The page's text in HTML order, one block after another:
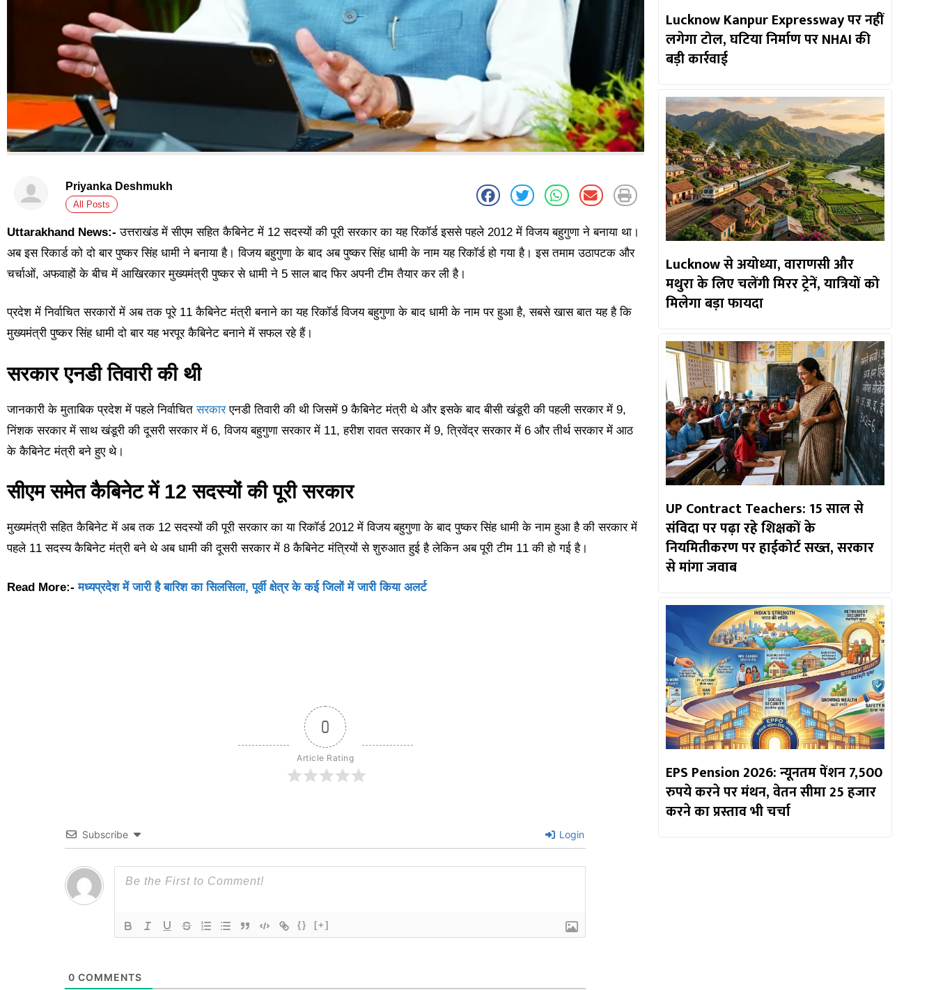
Priyanka Deshmukh
All Posts
Uttarakhand News:- उत्तराखंड में सीएम सहित कैबिनेट में 12 सदस्यों की पूरी सरकार का यह रिकॉर्ड इससे पहले 2012 में विजय बहुगुणा ने बनाया था।
अब इस रिकार्ड को दो बार पुष्कर सिंह धामी ने बनाया है। विजय बहुगुणा के बाद अब पुष्कर सिंह धामी के नाम यह रिकॉर्ड हो गया है। इस तमाम उठापटक और
चर्चाओं, अफवाहों के बीच में आखिरकार मुख्यमंत्री पुष्कर से धामी ने 5 साल बाद फिर अपनी टीम तैयार कर ली है।
प्रदेश में निर्वाचित सरकारों में अब तक पूरे 11 कैबिनेट मंत्री बनाने का यह रिकॉर्ड विजय बहुगुणा के बाद धामी के नाम पर हुआ है, सबसे खास बात यह है कि
मुख्यमंत्री पुष्कर सिंह धामी दो बार यह भरपूर कैबिनेट बनाने में सफल रहे हैं।
सरकार एनडी तिवारी की थी
जानकारी के मुताबिक प्रदेश में पहले निर्वाचितसरकारएनडी तिवारी की थी जिसमें 9 कैबिनेट मंत्री थे और इसके बाद बीसी खंडूरी की पहली सरकार में 9,
निंशक सरकार में साथ खंडूरी की दूसरी सरकार में 6, विजय बहुगुणा सरकार में 11, हरीश रावत सरकार में 9, त्रिवेंद्र सरकार में 6 और तीर्थ सरकार में आठ
के कैबिनेट मंत्री बने हुए थे।
सीएम समेत कैबिनेट में 12 सदस्यों की पूरी सरकार
मुख्यमंत्री सहित कैबिनेट में अब तक 12 सदस्यों की पूरी सरकार का या रिकॉर्ड 2012 में विजय बहुगुणा के बाद पुष्कर सिंह धामी के नाम हुआ है की सरकार में
पहले 11 सदस्य कैबिनेट मंत्री बने थे अब धामी की दूसरी सरकार में 8 कैबिनेट मंत्रियों से शुरुआत हुई है लेकिन अब पूरी टीम 11 की हो गई है।
Read More:-मध्यप्रदेश में जारी है बारिश का सिलसिला, पूर्वी क्षेत्र के कई जिलों में जारी किया अलर्ट
0
Article Rating
Subscribe Login
{} [+]
0 COMMENTS
Lucknow Kanpur Expressway पर नहीं
लगेगा टोल, घटिया निर्माण पर NHAI की
बड़ी कार्रवाई
Lucknow से अयोध्या, वाराणसी और
मथुरा के लिए चलेंगी मिरर ट्रेनें, यात्रियों को
मिलेगा बड़ा फायदा
UP Contract Teachers: 15 साल से
संविदा पर पढ़ा रहे शिक्षकों के
नियमितीकरण पर हाईकोर्ट सख्त, सरकार
से मांगा जवाब
EPS Pension 2026: न्यूनतम पेंशन 7,500
रुपये करने पर मंथन, वेतन सीमा 25 हजार
करने का प्रस्ताव भी चर्चा